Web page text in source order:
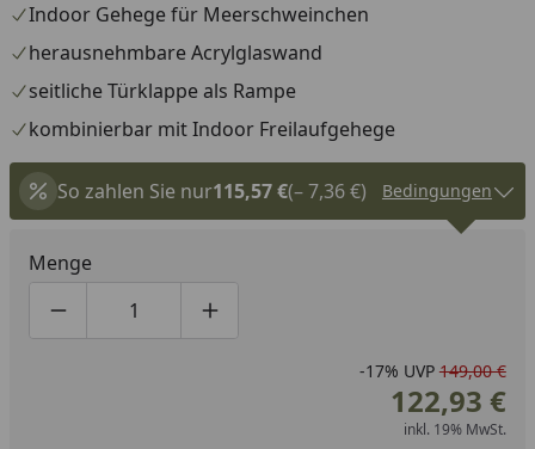
Indoor Gehege für Meerschweinchen
herausnehmbare Acrylglaswand
seitliche Türklappe als Rampe
kombinierbar mit Indoor Freilaufgehege
So zahlen Sie nur115,57 €(– 7,36 €) Bedingungen
Menge
Produktmenge um eins verringern
Produktmenge manuell eingeben
Produktmenge um eins erhöhen
-17% UVP 149,00 €
122,93 €
inkl. 19% MwSt.